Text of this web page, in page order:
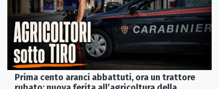
Prima cento aranci abbattuti, ora un trattore